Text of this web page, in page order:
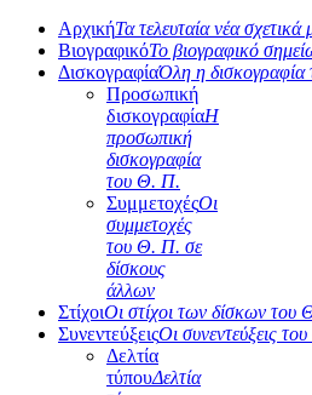
ΑρχικήΤα τελευταία νέα
ΒιογραφικόΤο βιογραφικό
ΔισκογραφίαΌλη η
Προσωπική
δισκογραφίαΗ
προσωπική
δισκογραφία
του Θ. Π.
ΣυμμετοχέςΟι
συμμετοχές
του Θ. Π. σε
δίσκους
άλλων
ΣτίχοιΟι στίχοι των δίσκων του
ΣυνεντεύξειςΟι συνεντεύξεις
Δελτία
τύπουΔελτία